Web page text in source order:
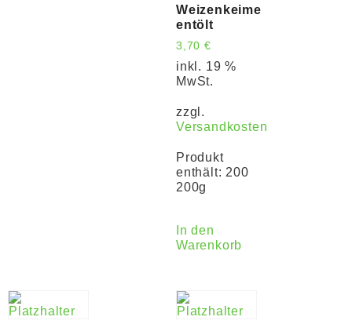
Weizenkeime
entölt
3,70 €
inkl. 19 %
MwSt.
zzgl.
Versandkosten
Produkt
enthält: 200
200g
In den
Warenkorb